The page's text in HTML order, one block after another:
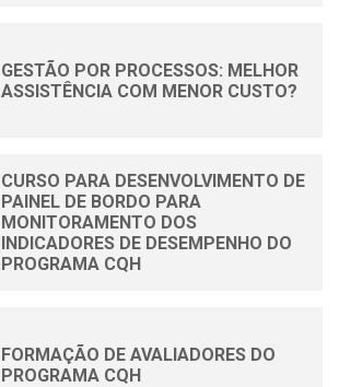
GESTÃO POR PROCESSOS: MELHOR
ASSISTÊNCIA COM MENOR CUSTO?
CURSO PARA DESENVOLVIMENTO DE
PAINEL DE BORDO PARA
MONITORAMENTO DOS
INDICADORES DE DESEMPENHO DO
PROGRAMA CQH
FORMAÇÃO DE AVALIADORES DO
PROGRAMA CQH